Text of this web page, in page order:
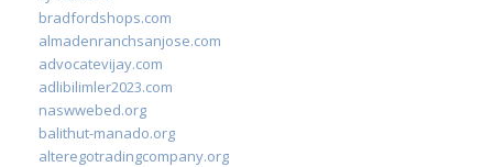
bradfordshops.com
almadenranchsanjose.com
advocatevijay.com
adlibilimler2023.com
naswwebed.org
balithut-manado.org
alteregotradingcompany.org